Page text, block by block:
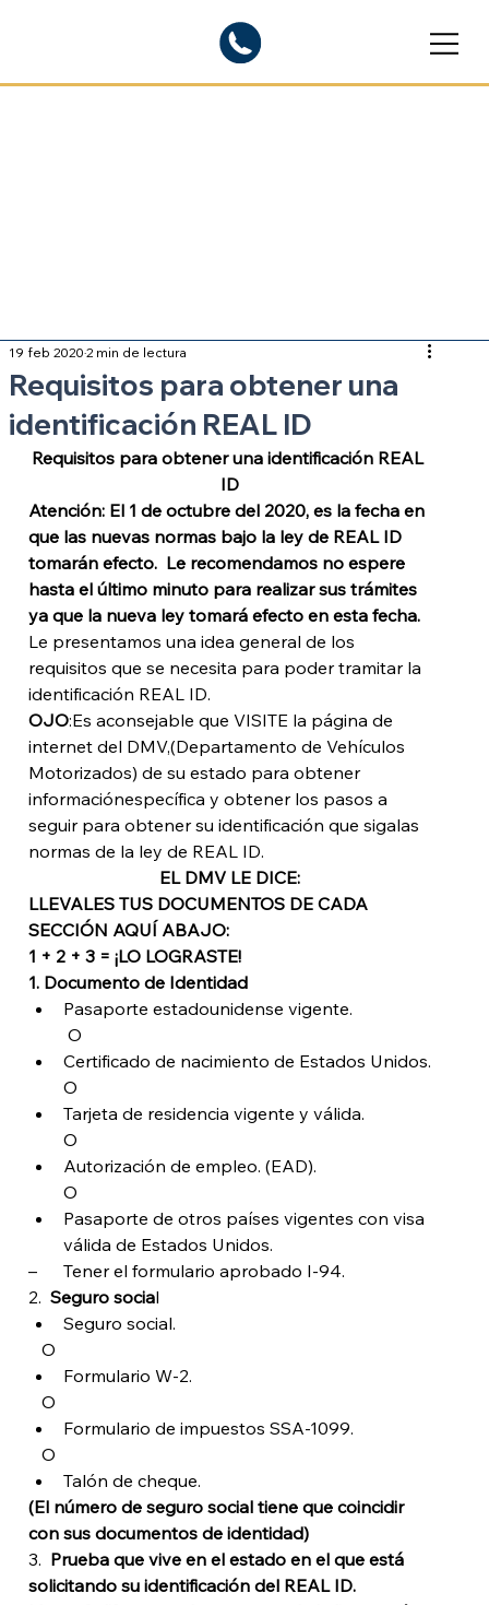
Requisitos para obtener una
identificación REAL ID
19 feb 20202 min de lectura
Requisitos para obtener una identificación REAL
ID
Atención: El 1 de octubre del 2020, es la fecha en
que las nuevas normas bajo la ley de REAL ID
tomarán efecto.  Le recomendamos no espere
hasta el último minuto para realizar sus trámites
ya que la nueva ley tomará efecto en esta fecha.
Le presentamos una idea general de los
requisitos que se necesita para poder tramitar la
identificación REAL ID.
OJO:Es aconsejable que VISITE la página de
internet del DMV,(Departamento de Vehículos
Motorizados) de su estado para obtener
informaciónespecífica y obtener los pasos a
seguir para obtener su identificación que sigalas
normas de la ley de REAL ID.
EL DMV LE DICE:
LLEVALES TUS DOCUMENTOS DE CADA
SECCIÓN AQUÍ ABAJO:
1 + 2 + 3 = ¡LO LOGRASTE!
1. Documento de Identidad
Pasaporte estadounidense vigente.
O
Certificado de nacimiento de Estados Unidos.
O
Tarjeta de residencia vigente y válida.
O
Autorización de empleo. (EAD).
O
Pasaporte de otros países vigentes con visa
válida de Estados Unidos.
–      Tener el formulario aprobado I-94.
2. Seguro social
Seguro social.
O
Formulario W-2.
O
Formulario de impuestos SSA-1099.
O
Talón de cheque.
(El número de seguro social tiene que coincidir
con sus documentos de identidad)
3. Prueba que vive en el estado en el que está
solicitando su identificación del REAL ID.